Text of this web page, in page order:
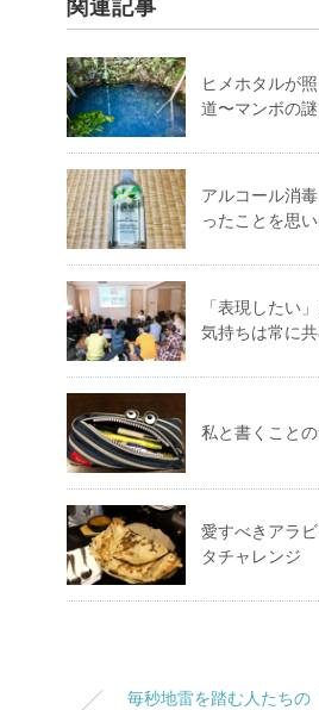
関連記事
ヒメホタルが
道〜マンボの
アルコール消
ったことを思
「表現したい
気持ちは常に
私と書くこと
愛すべきアラ
タチャレンジ
毎秒地雷を踏む人たちの